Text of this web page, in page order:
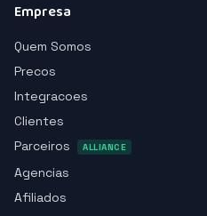
Empresa
Quem Somos
Precos
Integracoes
Clientes
Parceiros
ALLIANCE
Agencias
Afiliados